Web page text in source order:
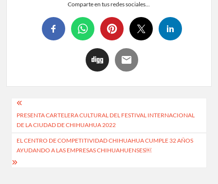
Comparte en tus redes sociales...
PRESENTA CARTELERA CULTURAL DEL FESTIVAL INTERNACIONAL
DE LA CIUDAD DE CHIHUAHUA 2022
EL CENTRO DE COMPETITIVIDAD CHIHUAHUA CUMPLE 32 AÑOS
AYUDANDO A LAS EMPRESAS CHIHUAHUENSES￼